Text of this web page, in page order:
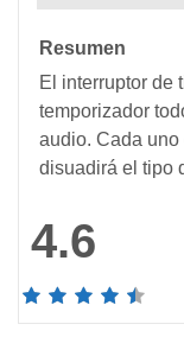
Resumen
El interruptor de
temporizador
audio. Cada
disuadirá el tipo
4.6